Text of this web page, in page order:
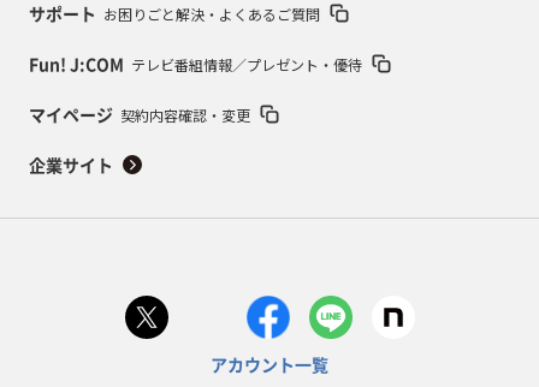
サポート お困りごと解決・よくあるご質問
Fun! J:COM テレビ番組情報／プレゼント・優待
マイページ 契約内容確認・変更
企業サイト
アカウント一覧